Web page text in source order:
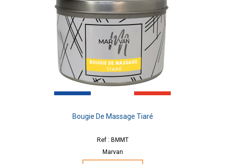
Bougie De Massage Tiaré
Ref : BMMT
Marvan